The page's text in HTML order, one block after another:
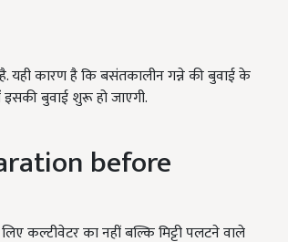
कारण है कि बसंतकालीन गन्ने की बुवाई के
बुवाई शुरू हो जाएगी.
before
कल्टीवेटर का नहीं बल्कि मिट्टी पलटने वाले